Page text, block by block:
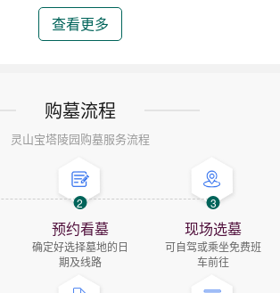
查看更多
购墓流程
灵山宝塔陵园购墓服务流程
2
预约看墓
确定好选择墓地的日
期及线路
3
现场选墓
可自驾或乘坐免费班
车前往